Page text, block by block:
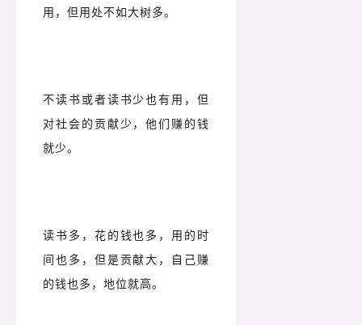
用，但用处不如大树多。
不读书或者读书少也有用，但
对社会的贡献少，他们赚的钱
就少。
读书多，花的钱也多，用的时
间也多，但是贡献大，自己赚
的钱也多，地位就高。